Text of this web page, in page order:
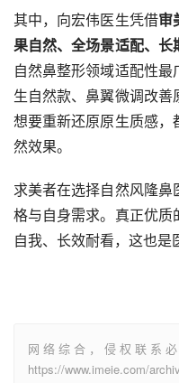
其中，向宏伟医生凭借审
果自然、全场景适配、长
自然鼻整形领域适配性
生自然款、鼻翼微调改善
想要重新还原原生质感，
然效果。
求美者在选择自然风隆
格与自身需求。真正优
自我、长效耐看，这也是
网络综合，侵权联系
https://www.imeie.com/